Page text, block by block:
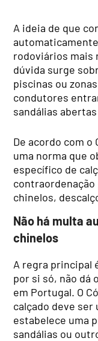
A ideia de que
rodoviários mais
dúvida surge
piscinas ou
condutores
sandálias
De acordo com o
uma norma que
específico de
chinelos,
Não há multa
chinelos
A regra principal
por si só, não dá
em Portugal. O
calçado deve ser
estabelece uma
sandálias ou